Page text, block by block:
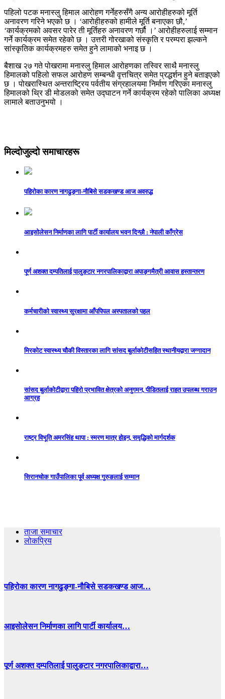
पहिलो पटक मनास्लु हिमाल आरोहण गर्नेहरुसँगै अन्य आरोहीहरुको मूर्ति
अनावरण गरिने भएको छ । ‘आरोहीहरुको हामीले मूर्ति बनाएका छौ,’
‘कार्यक्रमको अवसर पारेर ती मूर्तिहरु अनावरण गर्छौ ।’ आरोहीहरुलाई सम्मान
गर्ने कार्यक्रम समेत रहेको छ । उत्तरी गोरखाको संस्कृति र परम्परा झल्कने
सांस्कृतिक कार्यक्रमहरु समेत हुने लामाको भनाइ छ ।
बैशाख २७ गते पोखरामा मनास्लु हिमाल आरोहणका तस्विर साथै मनास्लु
हिमालको पहिलो सफल आरोहण सम्बन्धी वृत्तचित्र समेत प्रद्धर्शन हुने बताइएको
छ । पोखरास्थित अन्तराष्ट्रिय पर्वतीय संग्रहालयमा निर्माण गरिएका मनास्लु
हिमालको थ्रि डी मोडलको समेत उद्घाटन गर्ने कार्यक्रम रहेको पालिका अध्यक्ष
लामाले बताउनुभयो ।
मिल्दोजुल्दो समाचारहरू
पहिरोका कारण नागढुङ्गा-नौबिसे सडकखण्ड आज अवरुद्ध
आइसाेलेसन निर्माणका लागि पार्टी कार्यालय भवन दिन्छाै‌‌ : नेपाली काँग्रेस
पूर्ण अशक्त दम्पतिलाई पालुङटार नगरपालिकाद्वारा अपाङ्गमैत्री आवास हस्तान्तरण
कर्मचारीको स्वास्थ्य सुरक्षामा आँपपिपल अस्पतालको पहल
मिरकोट स्वास्थ्य चौकी विस्तारका लागि सांसद बुर्लाकोटीसहित स्थानीयद्वारा जग्गादान
सांसद बुर्लाकोटीद्वारा पहिरो प्रभावित क्षेत्रको अनुगमन, पीडितलाई राहत उपलब्ध गराउन
आग्रह
राष्ट्र विभूति अमरसिंह थापा : स्मरण मात्र होइन, समृद्धिको मार्गदर्शक
सिरानचोक गाउँपालिका पूर्व अध्यक्ष गुरुङलाई सम्मान
ताजा समाचार
लोकप्रिय
पहिरोका कारण नागढुङ्गा-नौबिसे सडकखण्ड आज…
आइसाेलेसन निर्माणका लागि पार्टी कार्यालय…
पूर्ण अशक्त दम्पतिलाई पालुङटार नगरपालिकाद्वारा…